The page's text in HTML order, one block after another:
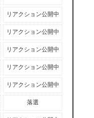
リアクション公開中
リアクション公開中
リアクション公開中
リアクション公開中
リアクション公開中
落選